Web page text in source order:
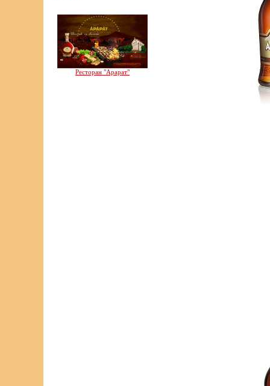
Ресторан "Арарат"